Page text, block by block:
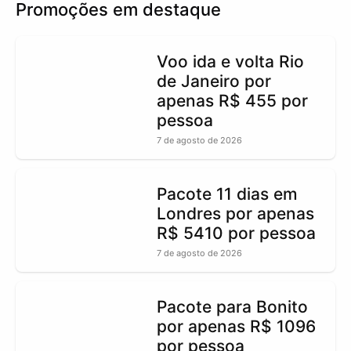
Promoções em destaque
Voo ida e volta Rio
de Janeiro por
apenas R$ 455 por
pessoa
7 de agosto de 2026
Pacote 11 dias em
Londres por apenas
R$ 5410 por pessoa
7 de agosto de 2026
Pacote para Bonito
por apenas R$ 1096
por pessoa